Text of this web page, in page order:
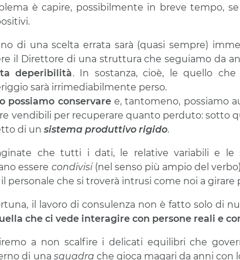
è capire, possibilmente in breve tempo,
di una scelta errata sarà (quasi sempre)
il Direttore di una struttura che seguiamo da
deperibilità. In sostanza, cioè, le quello
sarà irrimediabilmente perso.
possiamo conservare e, tantomeno, possiamo
vendibili per recuperare quanto perduto: sotto
di unsistema produttivo rigido.
che tutti i dati, le relative variabili e le
essere condivisi(nel senso più ampio del
personale che si troverà intrusi come noi a girare
il lavoro di consulenza non è fatto solo di
che ci vede interagire con persone reali e
a non scalfire i delicati equilibri che
di una squadra che gioca magari da anni con